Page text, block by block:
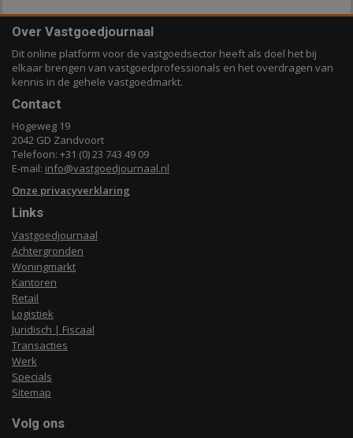
Over Vastgoedjournaal
Dit online platform voor de vastgoedsector heeft als doel het bij
elkaar brengen van vastgoedprofessionals en het overdragen van
kennis in de gehele vastgoedmarkt.
Contact
Hogeweg 19
2042 GD Zandvoort
Telefoon: +31 (0) 23 743 49 09
E-mail: info@vastgoedjournaal.nl
Onze privacyverklaring
Links
Vastgoedjournaal
Achtergronden
Woningmarkt
Kantoren
Retail
Logistiek
Juridisch | Fiscaal
Transacties
Werk
Specials
Sitemap
Volg ons